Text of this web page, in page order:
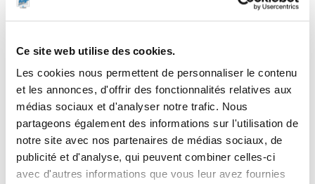
Ce site web utilise des cookies.
Les cookies nous permettent de personnaliser le contenu
et les annonces, d'offrir des fonctionnalités relatives aux
médias sociaux et d'analyser notre trafic. Nous
partageons également des informations sur l'utilisation de
notre site avec nos partenaires de médias sociaux, de
publicité et d'analyse, qui peuvent combiner celles-ci
avec d'autres informations que vous leur avez fournies
50 m HMT
Gamme tarifaire
Equipements d'atelier
6.6
Garantie
2 ans